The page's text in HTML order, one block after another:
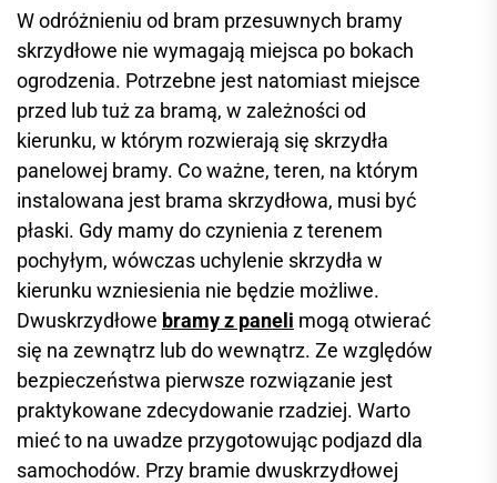
W odróżnieniu od bram przesuwnych bramy
skrzydłowe nie wymagają miejsca po bokach
ogrodzenia. Potrzebne jest natomiast miejsce
przed lub tuż za bramą, w zależności od
kierunku, w którym rozwierają się skrzydła
panelowej bramy. Co ważne, teren, na którym
instalowana jest brama skrzydłowa, musi być
płaski. Gdy mamy do czynienia z terenem
pochyłym, wówczas uchylenie skrzydła w
kierunku wzniesienia nie będzie możliwe.
Dwuskrzydłowe bramy z paneli mogą otwierać
się na zewnątrz lub do wewnątrz. Ze względów
bezpieczeństwa pierwsze rozwiązanie jest
praktykowane zdecydowanie rzadziej. Warto
mieć to na uwadze przygotowując podjazd dla
samochodów. Przy bramie dwuskrzydłowej